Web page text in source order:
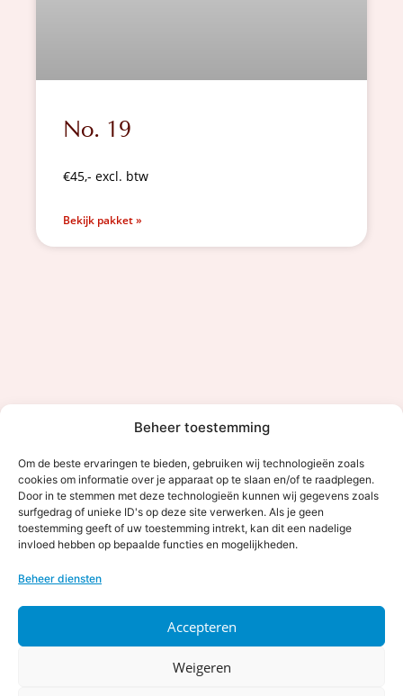
Beheer toestemming
Om de beste ervaringen te bieden, gebruiken wij technologieën zoals
cookies om informatie over je apparaat op te slaan en/of te raadplegen.
Door in te stemmen met deze technologieën kunnen wij gegevens zoals
surfgedrag of unieke ID's op deze site verwerken. Als je geen
toestemming geeft of uw toestemming intrekt, kan dit een nadelige
invloed hebben op bepaalde functies en mogelijkheden.
Beheer diensten
Accepteren
Weigeren
No. 19
€45,- excl. btw
Bekijk pakket »
Contact
Showroom
Showroom open op afspraak
Silvoldsewseg 35, 7061 DL Terborg